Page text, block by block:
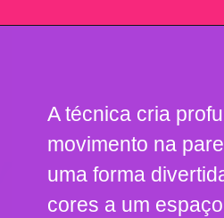
A técnica cria
movimento na
uma forma
cores a um